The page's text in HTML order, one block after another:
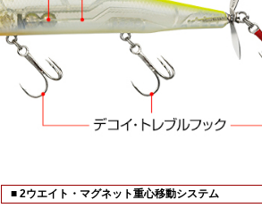
■ 2ウエイト・マグネット重心移動システム